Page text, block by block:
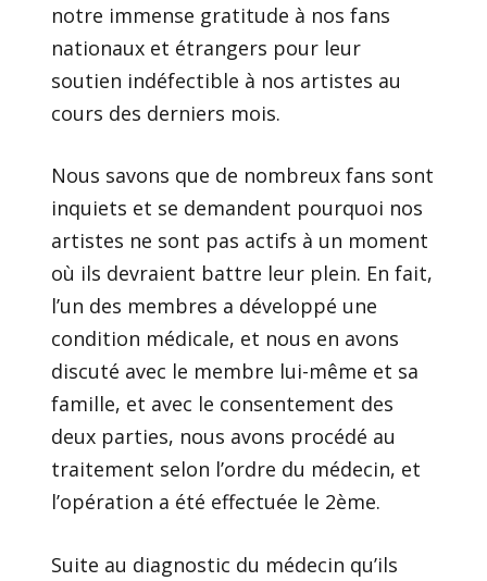
notre immense gratitude à nos fans
nationaux et étrangers pour leur
soutien indéfectible à nos artistes au
cours des derniers mois.
Nous savons que de nombreux fans sont
inquiets et se demandent pourquoi nos
artistes ne sont pas actifs à un moment
où ils devraient battre leur plein. En fait,
l’un des membres a développé une
condition médicale, et nous en avons
discuté avec le membre lui-même et sa
famille, et avec le consentement des
deux parties, nous avons procédé au
traitement selon l’ordre du médecin, et
l’opération a été effectuée le 2ème.
Suite au diagnostic du médecin qu’ils